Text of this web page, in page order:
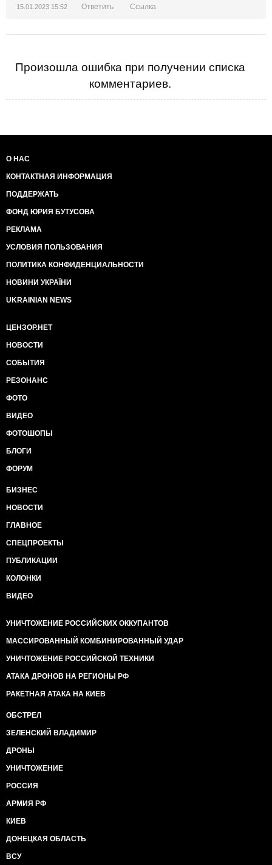
15.01.2023 15:52 Ответить Ссылка
Произошла ошибка при получении списка
комментариев.
О НАС
КОНТАКТНАЯ ИНФОРМАЦИЯ
ПОДДЕРЖАТЬ
ФОНД ЮРИЯ БУТУСОВА
РЕКЛАМА
УСЛОВИЯ ПОЛЬЗОВАНИЯ
ПОЛИТИКА КОНФИДЕНЦИАЛЬНОСТИ
НОВИНИ УКРАЇНИ
UKRAINIAN NEWS
ЦЕНЗОР.НЕТ
НОВОСТИ
СОБЫТИЯ
РЕЗОНАНС
ФОТО
ВИДЕО
ФОТОШОПЫ
БЛОГИ
ФОРУМ
БИЗНЕС
НОВОСТИ
ГЛАВНОЕ
СПЕЦПРОЕКТЫ
ПУБЛИКАЦИИ
КОЛОНКИ
ВИДЕО
УНИЧТОЖЕНИЕ РОССИЙСКИХ ОККУПАНТОВ
МАССИРОВАННЫЙ КОМБИНИРОВАННЫЙ УДАР
УНИЧТОЖЕНИЕ РОССИЙСКОЙ ТЕХНИКИ
АТАКА ДРОНОВ НА РЕГИОНЫ РФ
РАКЕТНАЯ АТАКА НА КИЕВ
ОБСТРЕЛ
ЗЕЛЕНСКИЙ ВЛАДИМИР
ДРОНЫ
УНИЧТОЖЕНИЕ
РОССИЯ
АРМИЯ РФ
КИЕВ
ДОНЕЦКАЯ ОБЛАСТЬ
ВСУ